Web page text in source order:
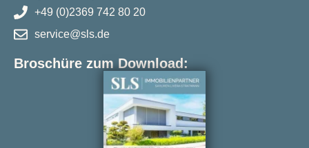
+49 (0)2369 742 80 20
service@sls.de
Broschüre zum Download: